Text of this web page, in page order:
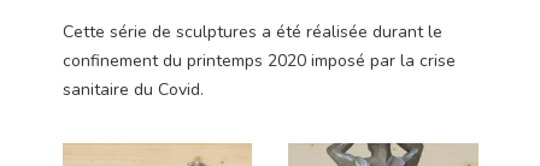
Cette série de sculptures a été réalisée durant le
confinement du printemps 2020 imposé par la crise
sanitaire du Covid.